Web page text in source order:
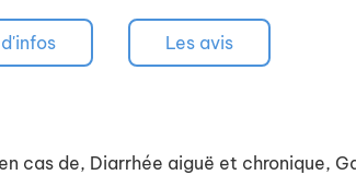
Les avis
cas de, Diarrhée aiguë et chronique,